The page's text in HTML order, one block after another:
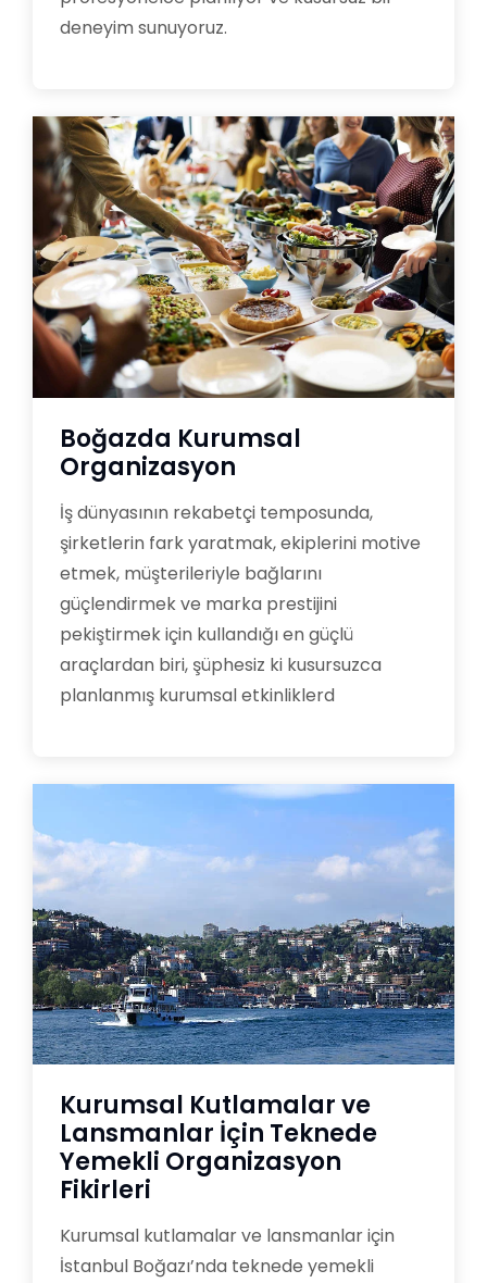
deneyim sunuyoruz.
Boğazda Kurumsal
Organizasyon
İş dünyasının rekabetçi temposunda,
şirketlerin fark yaratmak, ekiplerini motive
etmek, müşterileriyle bağlarını
güçlendirmek ve marka prestijini
pekiştirmek için kullandığı en güçlü
araçlardan biri, şüphesiz ki kusursuzca
planlanmış kurumsal etkinliklerd
Kurumsal Kutlamalar ve
Lansmanlar İçin Teknede
Yemekli Organizasyon
Fikirleri
Kurumsal kutlamalar ve lansmanlar için
İstanbul Boğazı’nda teknede yemekli